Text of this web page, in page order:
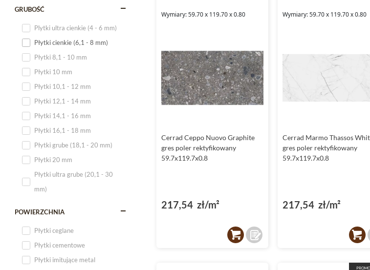
Płytki 20x120
Płytki małe
GRUBOŚĆ
Plytki ultra cienkie (4 - 6 mm)
Płytki cienkie (6,1 - 8 mm)
Płytki 8,1 - 10 mm
Płytki 10 mm
Płytki 10,1 - 12 mm
Płytki 12,1 - 14 mm
Płytki 14,1 - 16 mm
Płytki 16,1 - 18 mm
Płytki grube (18,1 - 20 mm)
Płytki 20 mm
Płytki ultra grube (20,1 - 30
mm)
POWIERZCHNIA
Płytki ceglane
Płytki cementowe
Płytki imitujące metal
Wymiary: 59.70 x 119.70 x 0.80
Cerrad Ceppo Nuovo Graphite
gres poler rektyfikowany
59.7x119.7x0.8
217,54 zł/m²
Wymiary: 59.70 x 119.70 x 0.80
Cerrad Marmo Thassos
gres poler rektyfikowany
59.7x119.7x0.8
217,54 zł/m²